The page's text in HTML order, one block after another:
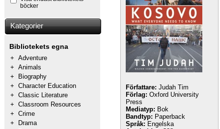
böcker
Kategorier
Bibliotekets egna
+ Adventure
+ Animals
+
Biography
+ Character Education
+ Classic Literature
+ Classroom Resources
+ Crime
+
Drama
Författare: Judah Tim
Förlag: Oxford University
Press
Mediatyp: Bok
Bandtyp: Paperback
Språk: Engelska